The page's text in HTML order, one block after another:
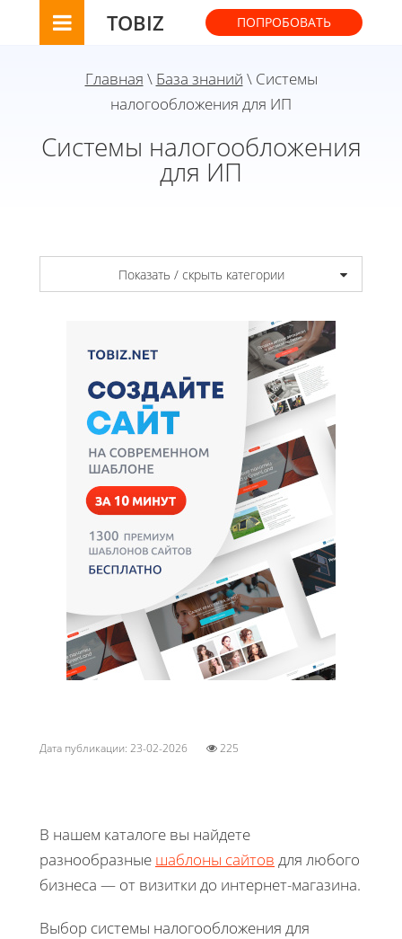
TOBIZ ПОПРОБОВАТЬ
Главная \ База знаний \ Системы
налогообложения для ИП
Системы налогообложения
для ИП
Показать / скрыть категории
Дата публикации: 23-02-2026 225
В нашем каталоге вы найдете
разнообразные шаблоны сайтов для любого
бизнеса — от визитки до интернет-магазина.
Выбор системы налогообложения для